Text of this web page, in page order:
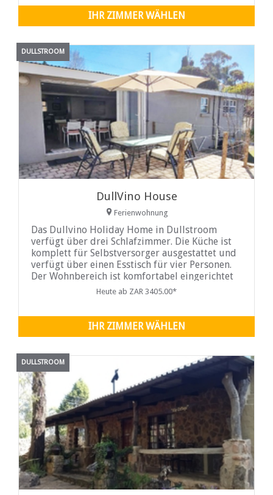
IHR ZIMMER WÄHLEN
DULLSTROOM
DullVino House
Ferienwohnung
Das Dullvino Holiday Home in Dullstroom
verfügt über drei Schlafzimmer. Die Küche ist
komplett für Selbstversorger ausgestattet und
verfügt über einen Esstisch für vier Personen.
Der Wohnbereich ist komfortabel eingerichtet
und umfasst einen Fernseher mit
Heute ab ZAR 3405.00*
IHR ZIMMER WÄHLEN
DULLSTROOM